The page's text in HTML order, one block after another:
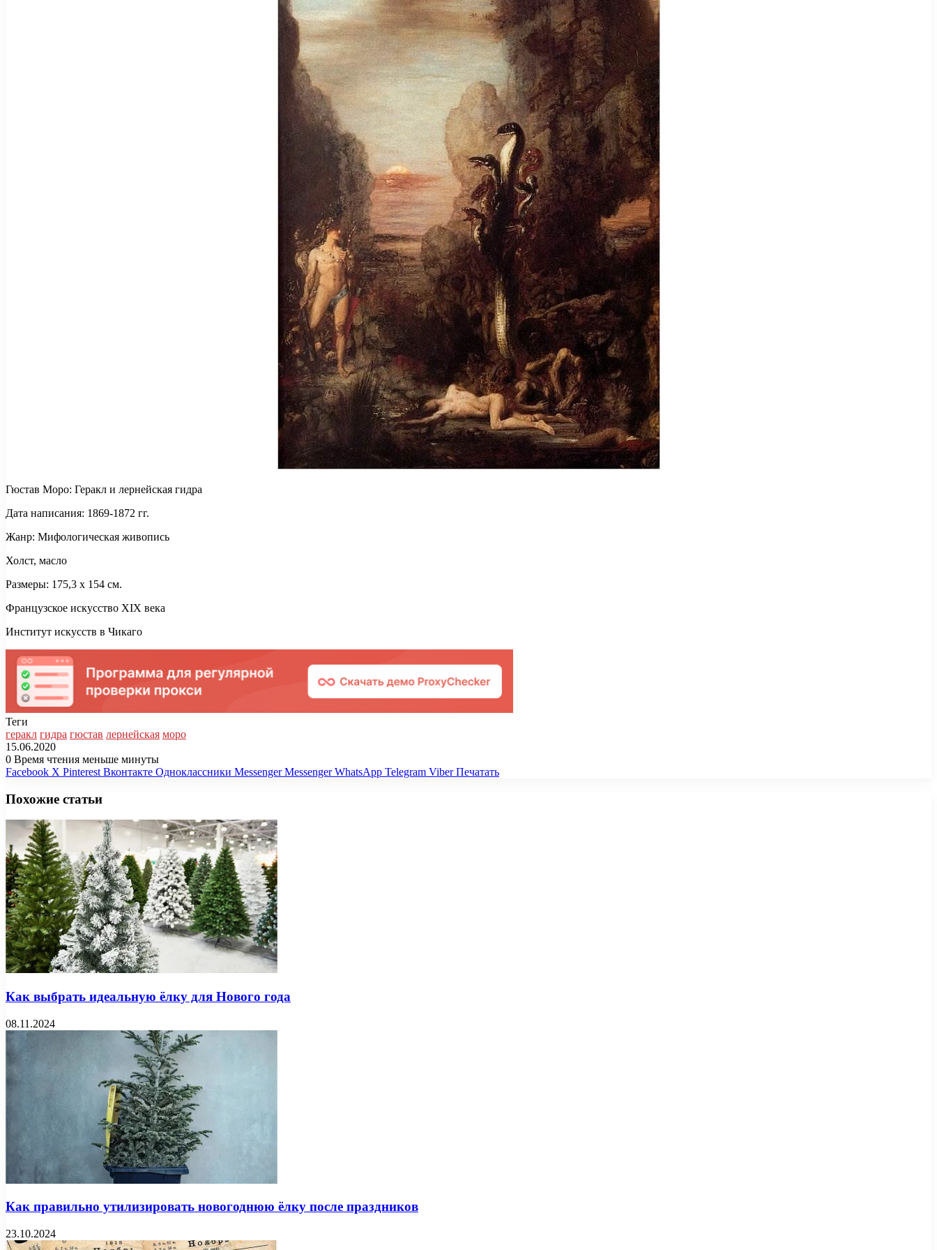
Гюстав Моро: Геракл и лернейская гидра
Дата написания: 1869-1872 гг.
Жанр: Мифологическая живопись
Холст, масло
Размеры: 175,3 x 154 см.
Французское искусство XIX века
Институт искусств в Чикаго
Теги
геракл гидра гюстав лернейская моро
15.06.2020
0 Время чтения меньше минуты
Facebook X Pinterest Вконтакте Одноклассники Messenger Messenger WhatsApp Telegram Viber Печатать
Похожие статьи
Как выбрать идеальную ёлку для Нового года
08.11.2024
Как правильно утилизировать новогоднюю ёлку после праздников
23.10.2024